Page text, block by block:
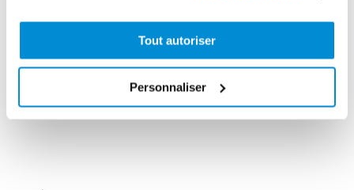
Tout autoriser
Personnaliser
Pistolet manuel
de graissage
avec flexible et
agrafe
Allonge droite
rigide 200 mm